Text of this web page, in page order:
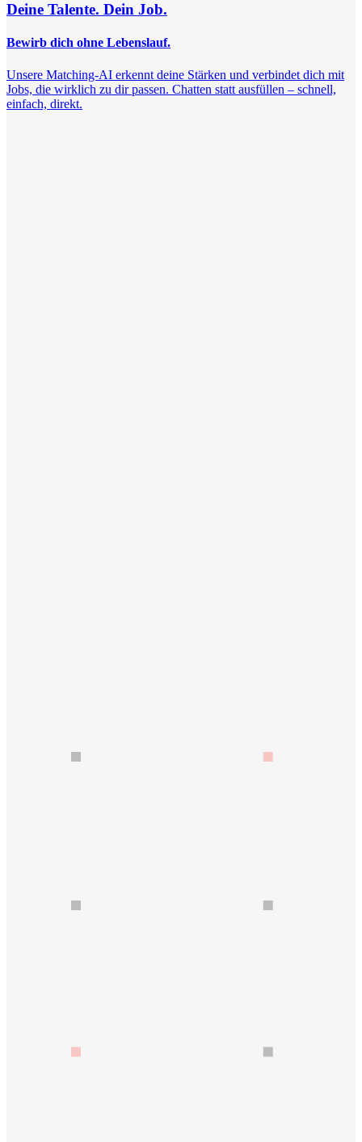
Deine Talente. Dein Job.
Bewirb dich ohne Lebenslauf.
Unsere Matching-AI erkennt deine Stärken und verbindet dich mit
Jobs, die wirklich zu dir passen. Chatten statt ausfüllen – schnell,
einfach, direkt.